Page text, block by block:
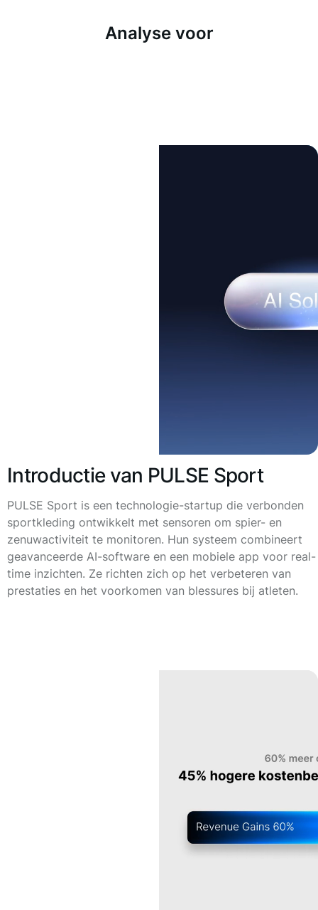
Analyse voor
Introductie van PULSE Sport
PULSE Sport is een technologie-startup die verbonden
sportkleding ontwikkelt met sensoren om spier- en
zenuwactiviteit te monitoren. Hun systeem combineert
geavanceerde AI-software en een mobiele app voor real-
time inzichten. Ze richten zich op het verbeteren van
prestaties en het voorkomen van blessures bij atleten.